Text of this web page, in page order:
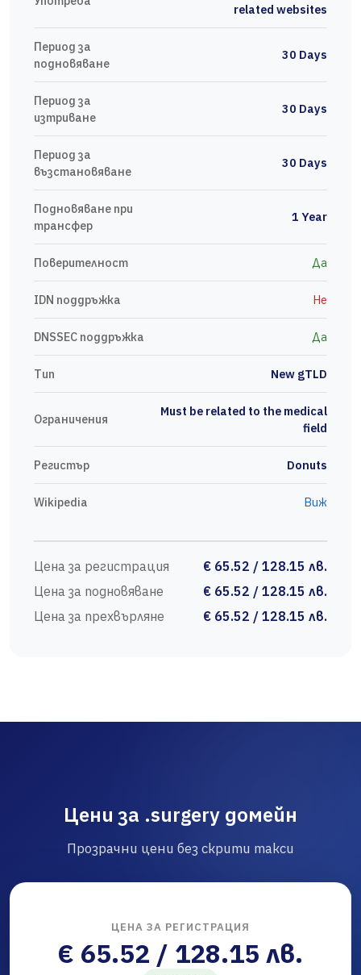
related websites
Период за
подновяване
30 Days
Период за
изтриване
30 Days
Период за
възстановяване
30 Days
Подновяване при
трансфер
1 Year
Поверителност Да
IDN поддръжка Не
DNSSEC поддръжка Да
Тип New gTLD
Ограничения
Must be related to the medical
field
Регистър Donuts
Wikipedia Виж
Цена за регистрация
€ 65.52 / 128.15 лв.
Цена за подновяване
€ 65.52 / 128.15 лв.
Цена за прехвърляне
€ 65.52 / 128.15 лв.
Цени за .surgery домейн
Прозрачни цени без скрити такси
ЦЕНА ЗА РЕГИСТРАЦИЯ
€ 65.52 / 128.15 лв.